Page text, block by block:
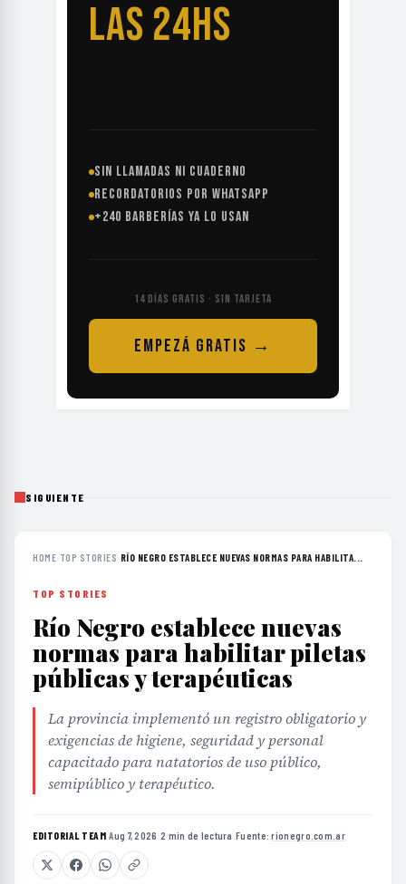
LAS 24HS
SIN LLAMADAS NI CUADERNO
RECORDATORIOS POR WHATSAPP
+240 BARBERÍAS YA LO USAN
14 DÍAS GRATIS · SIN TARJETA
EMPEZÁ GRATIS →
SIGUIENTE
HOME› TOP STORIES› RÍO NEGRO ESTABLECE NUEVAS NORMAS PARA HABILITA...
TOP STORIES
Río Negro establece nuevas
normas para habilitar piletas
públicas y terapéuticas
La provincia implementó un registro obligatorio y
exigencias de higiene, seguridad y personal
capacitado para natatorios de uso público,
semipúblico y terapéutico.
EDITORIAL TEAM·Aug 7, 2026 ·2 min de lectura ·Fuente:rionegro.com.ar